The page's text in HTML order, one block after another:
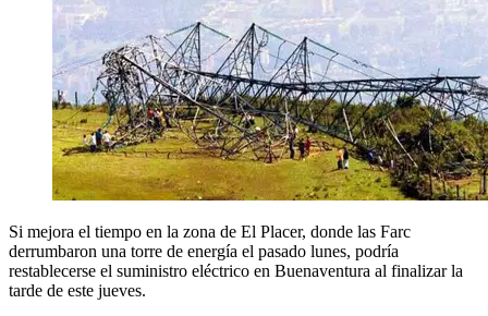
Si mejora el tiempo en la zona de El Placer, donde las Farc
derrumbaron una torre de energía el pasado lunes, podría
restablecerse el suministro eléctrico en Buenaventura al finalizar la
tarde de este jueves.